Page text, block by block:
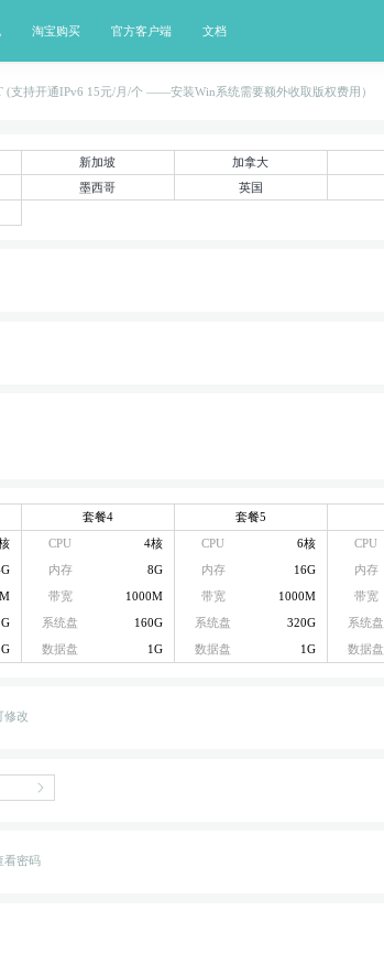
淘宝购买 官方客户端 文档
(支持开通IPv6 15元/月/个 ——安装Win系统需要额外收取版权费用）
新加坡 加拿大
墨西哥 英国
套餐4
CPU
4核
内存
8G
带宽
1000M
系统盘
160G
数据盘
1G
套餐5
CPU
6核
内存
16G
带宽
1000M
系统盘
320G
数据盘
1G
CPU
内存
带宽
系统盘
数据盘
修改
看密码